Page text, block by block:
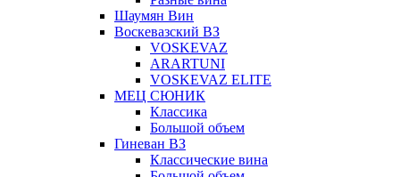
Шаумян Вин
Воскевазский ВЗ
VOSKEVAZ
ARARTUNI
VOSKEVAZ ELITE
МЕЦ СЮНИК
Классика
Большой объем
Гиневан ВЗ
Классические вина